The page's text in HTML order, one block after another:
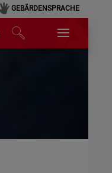
GEBÄRDENSPRACHE